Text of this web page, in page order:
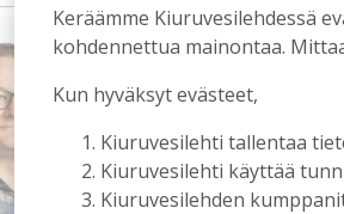
Yhdessä tekemällä
Tilaajille
Ari Kärkkäinen 20.7.2026
Keräämme Kiuruvesilehdessä
kohdennettua mainontaa.
Kun hyväksyt evästeet,
Kiuruvesilehti tallentaa
Kiuruvesilehti käyttää
Kiuruvesilehden